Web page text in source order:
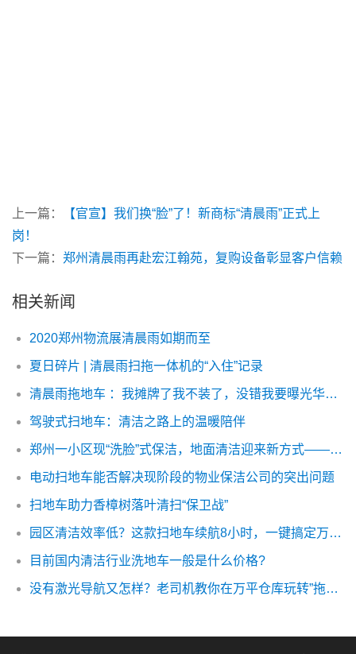
上一篇：
【官宣】我们换“脸”了！新商标“清晨雨”正式上
岗！
下一篇： 郑州清晨雨再赴宏江翰苑，复购设备彰显客户信赖
相关新闻
2020郑州物流展清晨雨如期而至
夏日碎片 | 清晨雨扫拖一体机的“入住”记录
清晨雨拖地车 ：我摊牌了我不装了，没错我要曝光华为nova8！
驾驶式扫地车：清洁之路上的温暖陪伴
郑州一小区现“洗脸”式保洁，地面清洁迎来新方式——清晨雨拖地车
电动扫地车能否解决现阶段的物业保洁公司的突出问题
扫地车助力香樟树落叶清扫“保卫战”
园区清洁效率低？这款扫地车续航8小时，一键搞定万平空间！
目前国内清洁行业洗地车一般是什么价格?
没有激光导航又怎样？老司机教你在万平仓库玩转”拖布流”清洁